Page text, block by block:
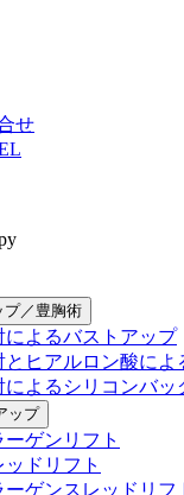
せ
プ／豊胸術
によるバストアップ
とヒアルロン酸に
によるシリコンバッ
ップ
ーゲンリフト
ッドリフト
ーゲンスレッドリフ